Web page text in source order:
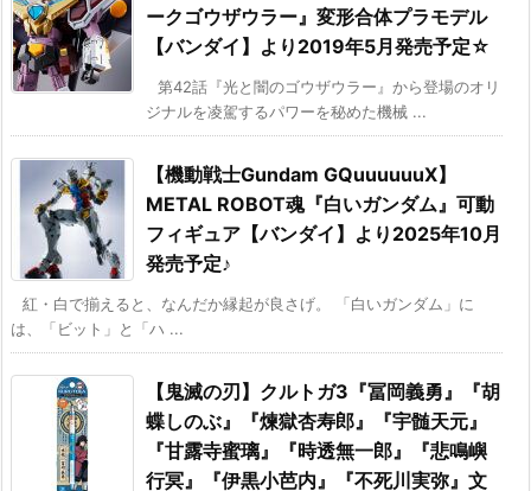
ークゴウザウラー』変形合体プラモデル
【バンダイ】より2019年5月発売予定☆
第42話『光と闇のゴウザウラー』から登場のオリ
ジナルを凌駕するパワーを秘めた機械 ...
【機動戦士Gundam GQuuuuuuX】
METAL ROBOT魂『白いガンダム』可動
フィギュア【バンダイ】より2025年10月
発売予定♪
紅・白で揃えると、なんだか縁起が良さげ。 「白いガンダム」に
は、「ビット」と「ハ ...
【鬼滅の刃】クルトガ3『冨岡義勇』『胡
蝶しのぶ』『煉獄杏寿郎』『宇髄天元』
『甘露寺蜜璃』『時透無一郎』『悲鳴嶼
行冥』『伊黒小芭内』『不死川実弥』文